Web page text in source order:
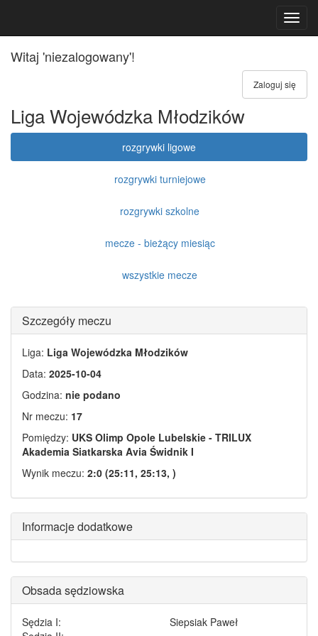
Witaj 'niezalogowany'!
Zaloguj się
Liga Wojewódzka Młodzików
rozgrywki ligowe
rozgrywki turniejowe
rozgrywki szkolne
mecze - bieżący miesiąc
wszystkie mecze
Szczegóły meczu
Liga: Liga Wojewódzka Młodzików
Data: 2025-10-04
Godzina: nie podano
Nr meczu: 17
Pomiędzy: UKS Olimp Opole Lubelskie - TRILUX
Akademia Siatkarska Avia Świdnik I
Wynik meczu: 2:0 (25:11, 25:13, )
Informacje dodatkowe
Obsada sędziowska
Sędzia I:
Siepsiak Paweł